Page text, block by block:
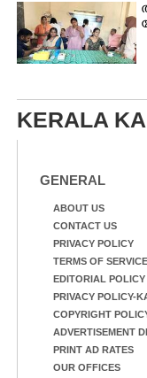
KERALA
GENERAL
ABOUT US
CONTACT US
PRIVACY POLICY
TERMS OF SERVICE
EDITORIAL POLICY
PRIVACY POLICY-
COPYRIGHT
ADVERTISEMENT
PRINT AD RATES
OUR OFFICES